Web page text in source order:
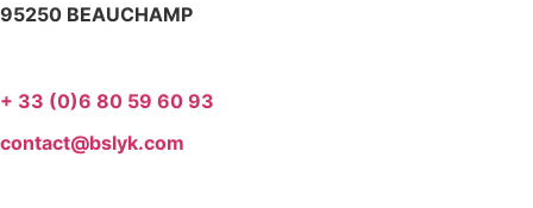
95250 BEAUCHAMP
+ 33 (0)6 80 59 60 93
contact@bslyk.com